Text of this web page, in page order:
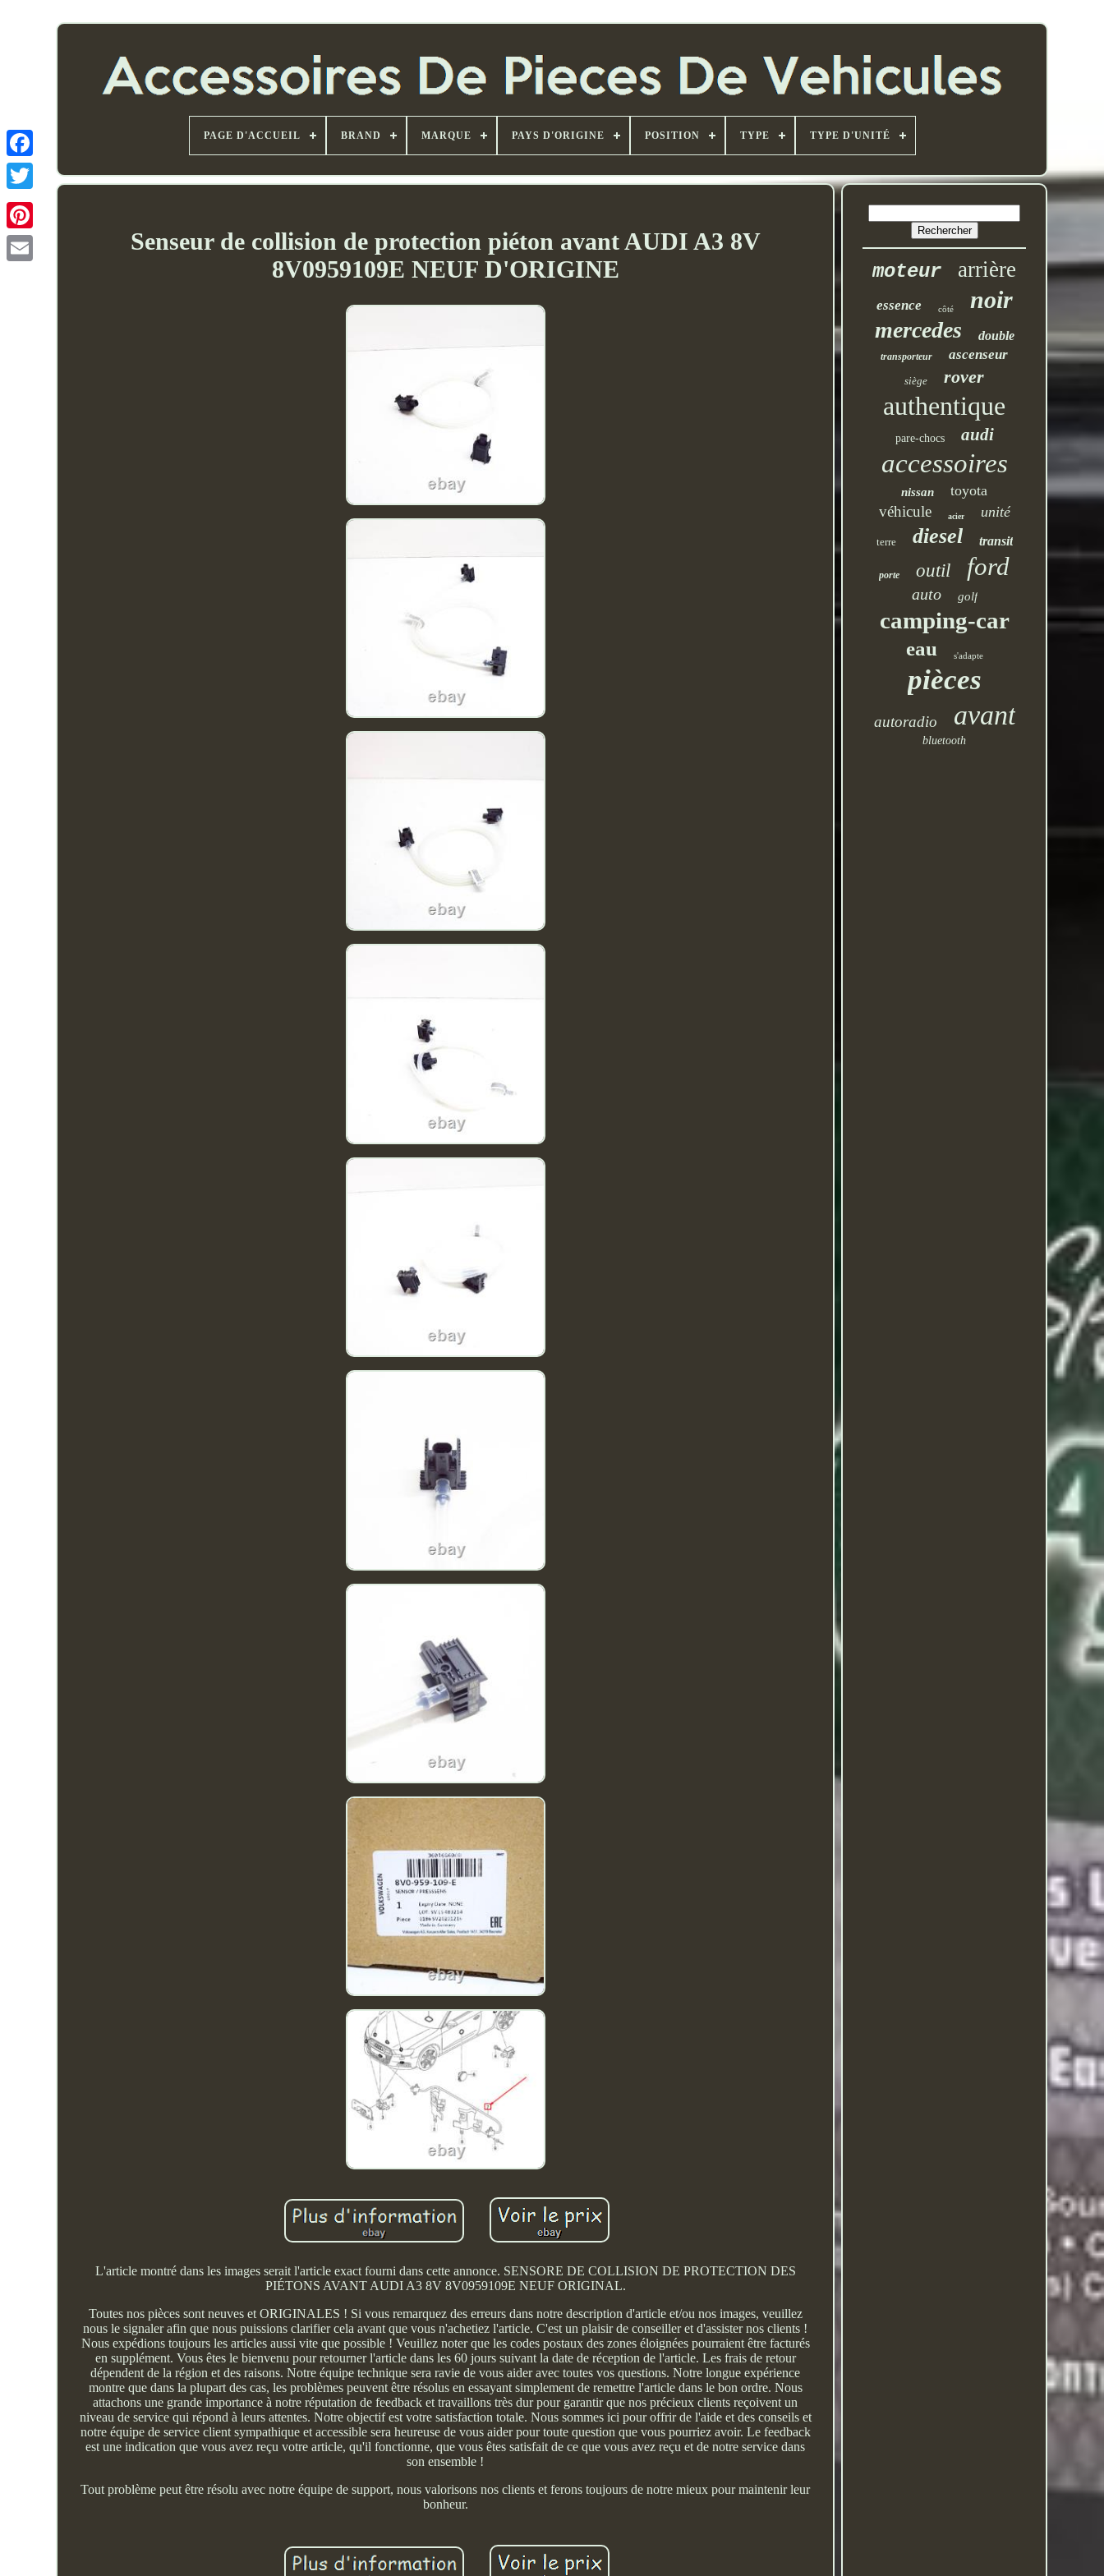
PAGE D'ACCUEIL BRAND MARQUE PAYS D'ORIGINE POSITION TYPE TYPE D'UNITÉ
Senseur de collision de protection piéton avant AUDI A3 8V
8V0959109E NEUF D'ORIGINE
L'article montré dans les images serait l'article exact fourni dans cette annonce. SENSORE DE COLLISION DE PROTECTION DES
PIÉTONS AVANT AUDI A3 8V 8V0959109E NEUF ORIGINAL.
Toutes nos pièces sont neuves et ORIGINALES ! Si vous remarquez des erreurs dans notre description d'article et/ou nos images, veuillez
nous le signaler afin que nous puissions clarifier cela avant que vous n'achetiez l'article. C'est un plaisir de conseiller et d'assister nos clients !
Nous expédions toujours les articles aussi vite que possible ! Veuillez noter que les codes postaux des zones éloignées pourraient être facturés
en supplément. Vous êtes le bienvenu pour retourner l'article dans les 60 jours suivant la date de réception de l'article. Les frais de retour
dépendent de la région et des raisons. Notre équipe technique sera ravie de vous aider avec toutes vos questions. Notre longue expérience
montre que dans la plupart des cas, les problèmes peuvent être résolus en essayant simplement de remettre l'article dans le bon ordre. Nous
attachons une grande importance à notre réputation de feedback et travaillons très dur pour garantir que nos précieux clients reçoivent un
niveau de service qui répond à leurs attentes. Notre objectif est votre satisfaction totale. Nous sommes ici pour offrir de l'aide et des conseils et
notre équipe de service client sympathique et accessible sera heureuse de vous aider pour toute question que vous pourriez avoir. Le feedback
est une indication que vous avez reçu votre article, qu'il fonctionne, que vous êtes satisfait de ce que vous avez reçu et de notre service dans
son ensemble !
Tout problème peut être résolu avec notre équipe de support, nous valorisons nos clients et ferons toujours de notre mieux pour maintenir leur
bonheur.
moteur arrière
essence côté noir
mercedes double
transporteur ascenseur
siège rover
authentique
pare-chocs audi
accessoires
nissan toyota
véhicule acier unité
terre diesel transit
porte outil ford
auto golf
camping-car
eau s'adapte
pièces
autoradio avant
bluetooth